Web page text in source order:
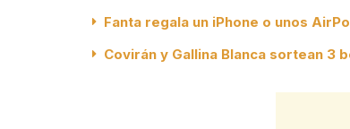
Fanta regala un iPhone o unos
Covirán y Gallina Blanca sortean 3